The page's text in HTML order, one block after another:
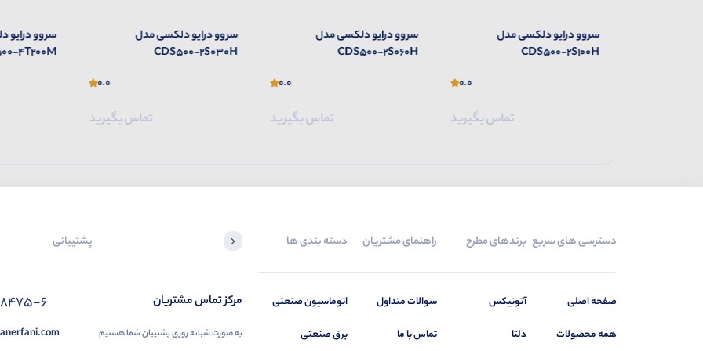
سروو درایو دلکسی مدل
CDS500-2S100H
0.0
تماس بگیرید
سروو درایو دلکسی مدل
CDS500-2S060H
0.0
تماس بگیرید
سروو درایو دلکسی مدل
CDS500-2S030H
0.0
تماس بگیرید
سروو درایو
4T200M
دسترسی های سریع
صفحه اصلی
همه محصولات
برندهای مطرح
آتونیکس
دلتا
راهنمای مشتریان
سوالات متداول
تماس با ما
دسته بندی ها
اتوماسیون صنعتی
برق صنعتی
پشتیبانی
مرکز تماس مشتریان
به صورت شبانه روزی پشتیبان شما هستیم
6